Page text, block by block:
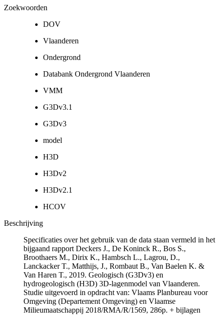
Zoekwoorden
DOV
Vlaanderen
Ondergrond
Databank Ondergrond Vlaanderen
VMM
G3Dv3.1
G3Dv3
model
H3D
H3Dv2
H3Dv2.1
HCOV
Beschrijving
Specificaties over het gebruik van de data staan vermeld in het
bijgaand rapport Deckers J., De Koninck R., Bos S.,
Broothaers M., Dirix K., Hambsch L., Lagrou, D.,
Lanckacker T., Matthijs, J., Rombaut B., Van Baelen K. &
Van Haren T., 2019. Geologisch (G3Dv3) en
hydrogeologisch (H3D) 3D-lagenmodel van Vlaanderen.
Studie uitgevoerd in opdracht van: Vlaams Planbureau voor
Omgeving (Departement Omgeving) en Vlaamse
Milieumaatschappij 2018/RMA/R/1569, 286p. + bijlagen